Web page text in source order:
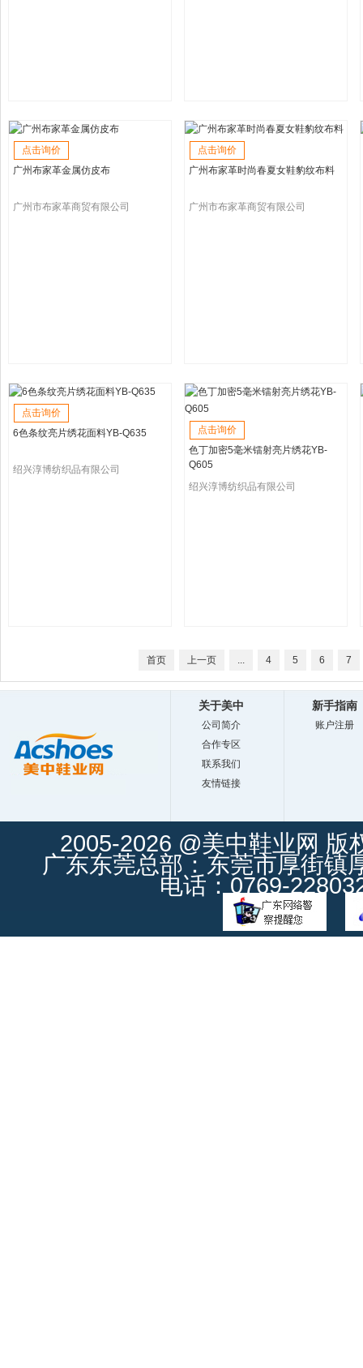
点击询价
广州布家革金属仿皮布
广州市布家革商贸有限公司
点击询价
广州布家革时尚春夏女鞋豹纹布料
广州市布家革商贸有限公司
点击询价
6色条纹亮片绣花面料YB-Q635
绍兴淳博纺织品有限公司
点击询价
色丁加密5毫米镭射亮片绣花YB-
Q605
绍兴淳博纺织品有限公司
首页 上一页 ... 4 5 6 7
关于美中
公司简介
合作专区
联系我们
友情链接
新手指南
账户注册
2005-2026 @美中鞋业网 版
广东东莞总部：东莞市厚街镇
电话：0769-